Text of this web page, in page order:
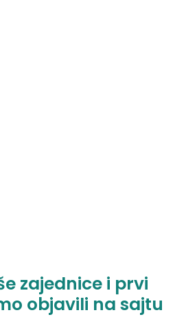
zajednice i prvi
objavili na sajtu